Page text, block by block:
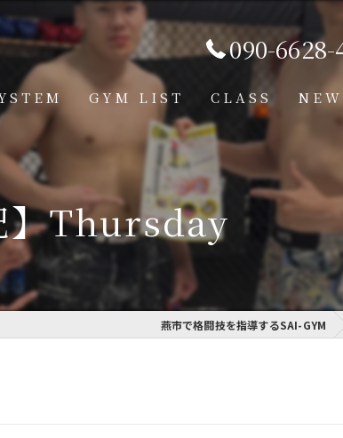
090-6628-
GYM LIST
見附道場
CLASS
タイムテーブル
スケジュール
格闘技クラス
学習クラス
通信制高校学習セン
】Thursday
燕市で格闘技を指導するSAI-GYM